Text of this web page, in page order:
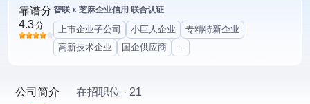
靠谱分
4.3分
智联 x 芝麻企业信用 联合认证
上市企业子公司 小巨人企业
专精特新企业
高新技术企业
国企供应商 ...
公司简介 在招职位 · 21